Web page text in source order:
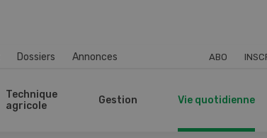
Dossiers Annonces ABO
Technique
agricole
Gestion Vie quotidienne